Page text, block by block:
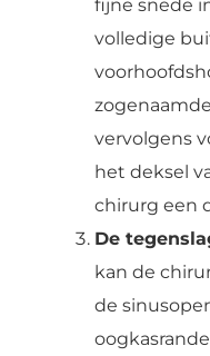
fijne snede
volledige
vervolgens
het deksel
chirurg een
De
kan de
de